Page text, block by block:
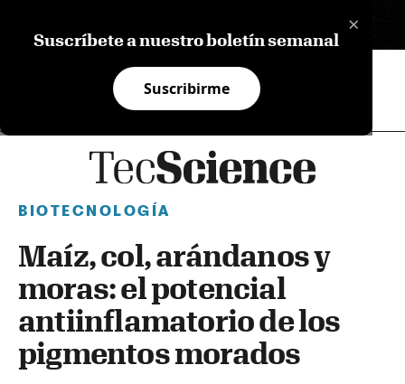
×
Suscríbete a nuestro boletín semanal
Suscribirme
BIOTECNOLOGÍA
Maíz, col, arándanos y
moras: el potencial
antiinflamatorio de los
pigmentos morados